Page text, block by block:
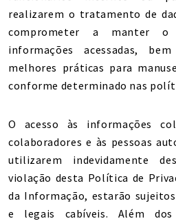
realizarem o tratamento de
comprometer a manter
informações acessadas,
melhores práticas para
conforme determinado nas
O acesso às informações
colaboradores e às pessoas
utilizarem indevidamente
violação desta Política de
da Informação, estarão
e legais cabíveis. Além